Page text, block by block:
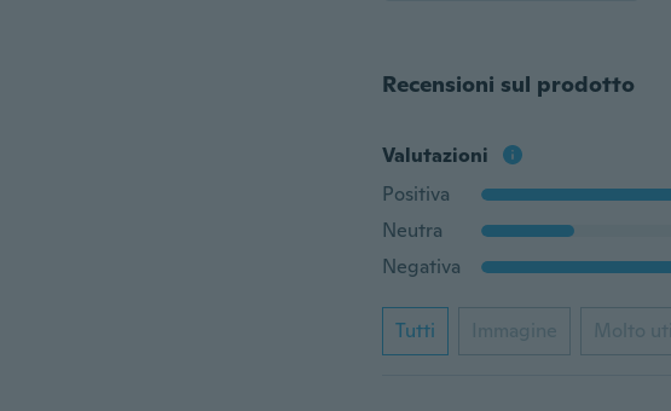
Recensioni sul prodotto
Valutazioni
Positiva
Neutra
Negativa
Tutti Immagine Molto utili